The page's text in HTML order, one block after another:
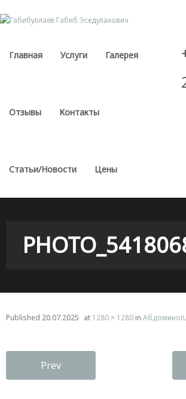
to
Главная Услуги Галерея
Отзывы Контакты
Статьи/Новости Цены
Published 20.07.2025 at 1280 × 1280 in
Prev